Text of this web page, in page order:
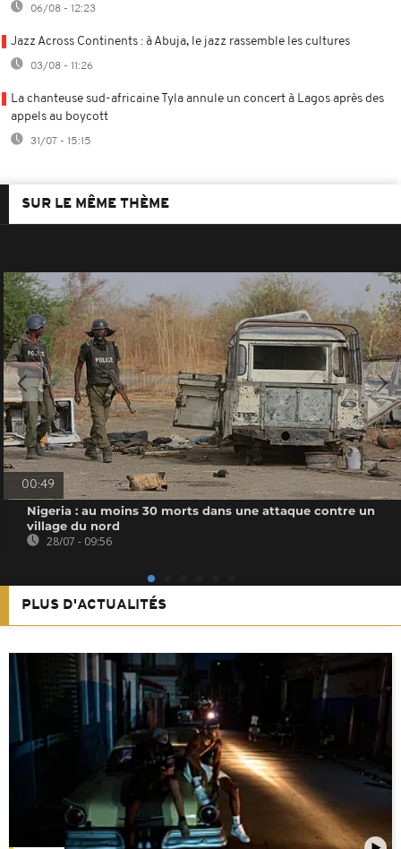
06/08 - 12:23
Jazz Across Continents : à Abuja, le jazz rassemble les cultures
03/08 - 11:26
La chanteuse sud-africaine Tyla annule un concert à Lagos après des
appels au boycott
31/07 - 15:15
SUR LE MÊME THÈME
00:49
Nigeria : au moins 30 morts dans une attaque contre un
village du nord
28/07 - 09:56
PLUS D'ACTUALITÉS